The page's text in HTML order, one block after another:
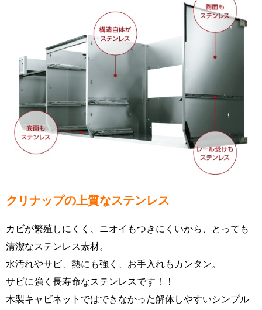
クリナップの上質なステンレス
カビが繁殖しにくく、ニオイもつきにくいから、とっても
清潔なステンレス素材。
水汚れやサビ、熱にも強く、お手入れもカンタン。
サビに強く長寿命なステンレスです！！
木製キャビネットではできなかった解体しやすいシンプル